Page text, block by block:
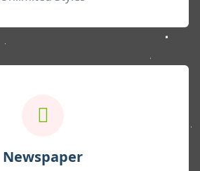
Newspaper